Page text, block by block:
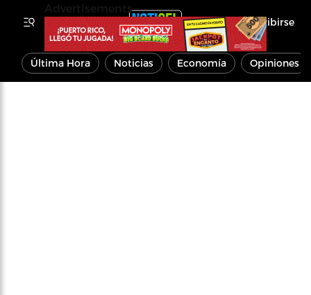
Inscribirse
Última Hora Noticias Economía Opiniones
Advertisements